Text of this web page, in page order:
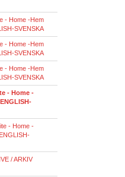
- Home -Hem
SVENSKA
- Home -Hem
SVENSKA
- Home -Hem
SVENSKA
- Home -
- Home -
/ ARKIV